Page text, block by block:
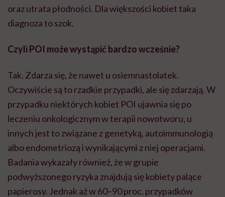
oraz utrata płodności. Dla większości kobiet taka
diagnoza to szok.
Czyli POI może wystąpić bardzo wcześnie?
Tak. Zdarza się, że nawet u osiemnastolatek.
Oczywiście są to rzadkie przypadki, ale się zdarzają. W
przypadku niektórych kobiet POI ujawnia się po
leczeniu onkologicznym w terapii nowotworu, u
innych jest to związane z genetyką, autoimmunologią
albo endometriozą i wynikającymi z niej operacjami.
Badania wykazały również, że w grupie
podwyższonego ryzyka znajdują się kobiety palące
papierosy. Jednak aż w 60–90 proc. przypadków